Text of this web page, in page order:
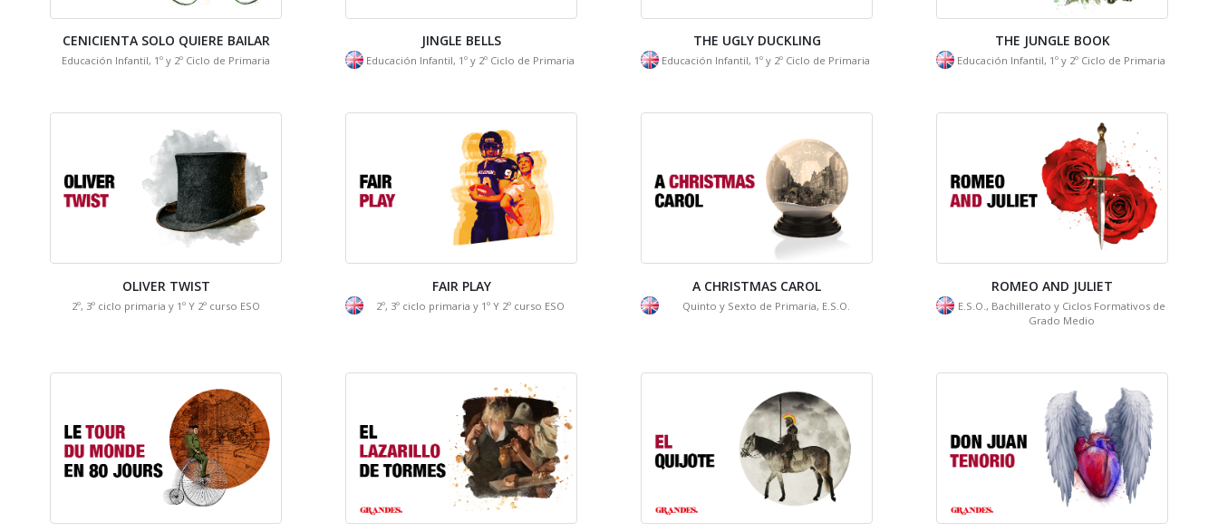
CENICIENTA SOLO QUIERE BAILAR
Educación Infantil, 1º y 2º Ciclo de Primaria
JINGLE BELLS
Educación Infantil, 1º y 2º Ciclo de Primaria
THE UGLY DUCKLING
Educación Infantil, 1º y 2º Ciclo de Primaria
THE JUNGLE BOOK
Educación Infantil, 1º y 2º Ciclo de Primaria
OLIVER TWIST
2º, 3º ciclo primaria y 1º Y 2º curso ESO
FAIR PLAY
2º, 3º ciclo primaria y 1º Y 2º curso ESO
A CHRISTMAS CAROL
Quinto y Sexto de Primaria, E.S.O.
ROMEO AND JULIET
E.S.O., Bachillerato y Ciclos Formativos de
Grado Medio